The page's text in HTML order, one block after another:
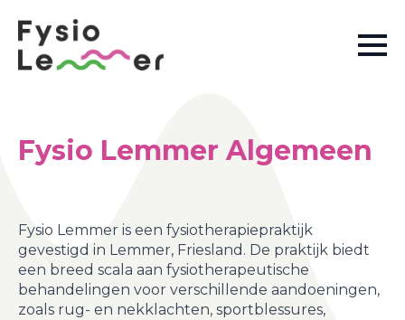
Fysio Lemmer Algemeen
Fysio Lemmer is een fysiotherapiepraktijk
gevestigd in Lemmer, Friesland. De praktijk biedt
een breed scala aan fysiotherapeutische
behandelingen voor verschillende aandoeningen,
zoals rug- en nekklachten, sportblessures,